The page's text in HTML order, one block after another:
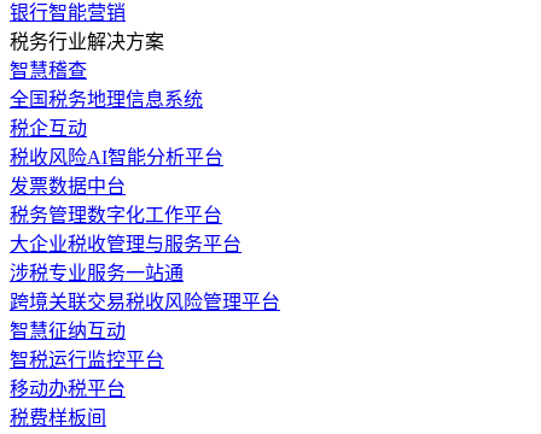
银行智能营销
税务行业解决方案
智慧稽查
全国税务地理信息系统
税企互动
税收风险AI智能分析平台
发票数据中台
税务管理数字化工作平台
大企业税收管理与服务平台
涉税专业服务一站通
跨境关联交易税收风险管理平台
智慧征纳互动
智税运行监控平台
移动办税平台
税费样板间